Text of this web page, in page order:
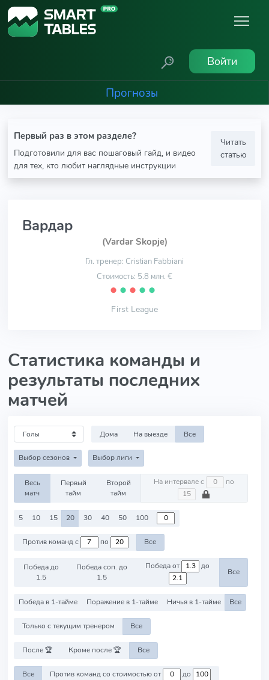
Войти
Прогнозы
Первый раз в этом разделе?
Подготовили для вас пошаговый гайд, и видео
для тех, кто любит наглядные инструкции
Читать
статью
Вардар
(Vardar Skopje)
Гл. тренер: Cristian Fabbiani
Стоимость: 5.8 млн. €
⬤ ⬤ ⬤ ⬤ ⬤
First League
Статистика команды и
результаты последних
матчей
Дома На выезде Все
Выбор сезонов Выбор лиги
Весь
матч
Первый
тайм
Второй
тайм
На интервале с по
5 10 15 20 30 40 50 100
Против команд с по Все
Победа до
1.5
Победа соп. до
1.5
Победа от до
Все
Победа в 1-тайме Поражение в 1-тайме Ничья в 1-тайме Все
Только с текущим тренером Все
После 🏆 Кроме после 🏆 Все
Все Против команд со стоимостью от до